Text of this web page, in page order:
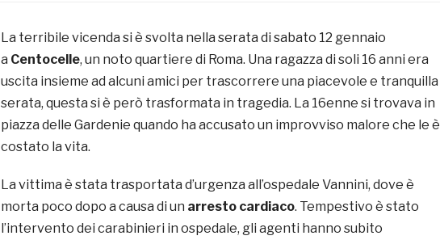
La terribile vicenda si è svolta nella serata di sabato 12 gennaio
a Centocelle, un noto quartiere di Roma. Una ragazza di soli 16 anni era
uscita insieme ad alcuni amici per trascorrere una piacevole e tranquilla
serata, questa si è però trasformata in tragedia. La 16enne si trovava in
piazza delle Gardenie quando ha accusato un improvviso malore che le è
costato la vita.
La vittima è stata trasportata d’urgenza all’ospedale Vannini, dove è
morta poco dopo a causa di un arresto cardiaco. Tempestivo è stato
l’intervento dei carabinieri in ospedale, gli agenti hanno subito